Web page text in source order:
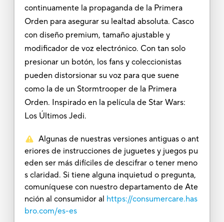
continuamente la propaganda de la Primera
Orden para asegurar su lealtad absoluta. Casco
con diseño premium, tamaño ajustable y
modificador de voz electrónico. Con tan solo
presionar un botón, los fans y coleccionistas
pueden distorsionar su voz para que suene
como la de un Stormtrooper de la Primera
Orden. Inspirado en la película de Star Wars:
Los Últimos Jedi.
Algunas de nuestras versiones antiguas o ant
eriores de instrucciones de juguetes y juegos pu
eden ser más difíciles de descifrar o tener meno
s claridad. Si tiene alguna inquietud o pregunta,
comuníquese con nuestro departamento de Ate
nción al consumidor al https://consumercare.has
bro.com/es-es